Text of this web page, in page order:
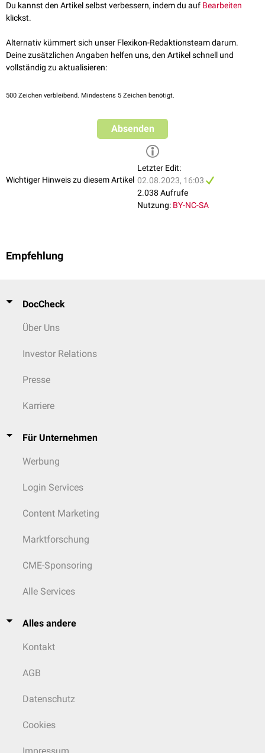
Lanraplenib
Du kannst den Artikel selbst verbessern, indem du auf Bearbeiten
klickst.
Alternativ kümmert sich unser Flexikon-Redaktionsteam darum.
Deine zusätzlichen Angaben helfen uns, den Artikel schnell und
vollständig zu aktualisieren:
500 Zeichen verbleibend. Mindestens 5 Zeichen benötigt.
Absenden
Wichtiger Hinweis zu diesem Artikel
Letzter Edit:
02.08.2023, 16:03
2.038 Aufrufe
Nutzung: BY-NC-SA
Empfehlung
DocCheck
Über Uns
Investor Relations
Presse
Karriere
Für Unternehmen
Werbung
Login Services
Content Marketing
Marktforschung
CME-Sponsoring
Alle Services
Alles andere
Kontakt
AGB
Datenschutz
Cookies